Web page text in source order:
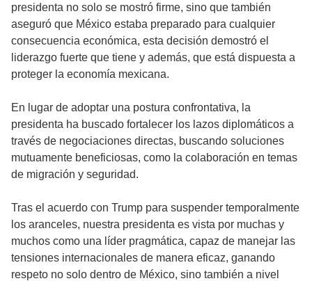
presidenta no solo se mostró firme, sino que también
aseguró que México estaba preparado para cualquier
consecuencia económica, esta decisión demostró el
liderazgo fuerte que tiene y además, que está dispuesta a
proteger la economía mexicana.
En lugar de adoptar una postura confrontativa, la
presidenta ha buscado fortalecer los lazos diplomáticos a
través de negociaciones directas, buscando soluciones
mutuamente beneficiosas, como la colaboración en temas
de migración y seguridad.
Tras el acuerdo con Trump para suspender temporalmente
los aranceles, nuestra presidenta es vista por muchas y
muchos como una líder pragmática, capaz de manejar las
tensiones internacionales de manera eficaz, ganando
respeto no solo dentro de México, sino también a nivel